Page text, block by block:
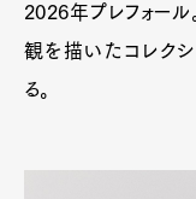
2026年プレフォール
観を描いたコレクシ
る。